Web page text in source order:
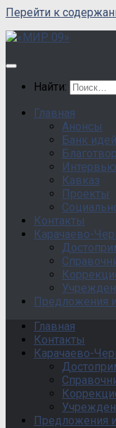
Перейти к
Найти:
Главная
Анонсы
Банк идей
Интервью
Кавказ
Проекты
Контакты
Карачаево-
Предложения
Главная
Контакты
Карачаево-
Предложения